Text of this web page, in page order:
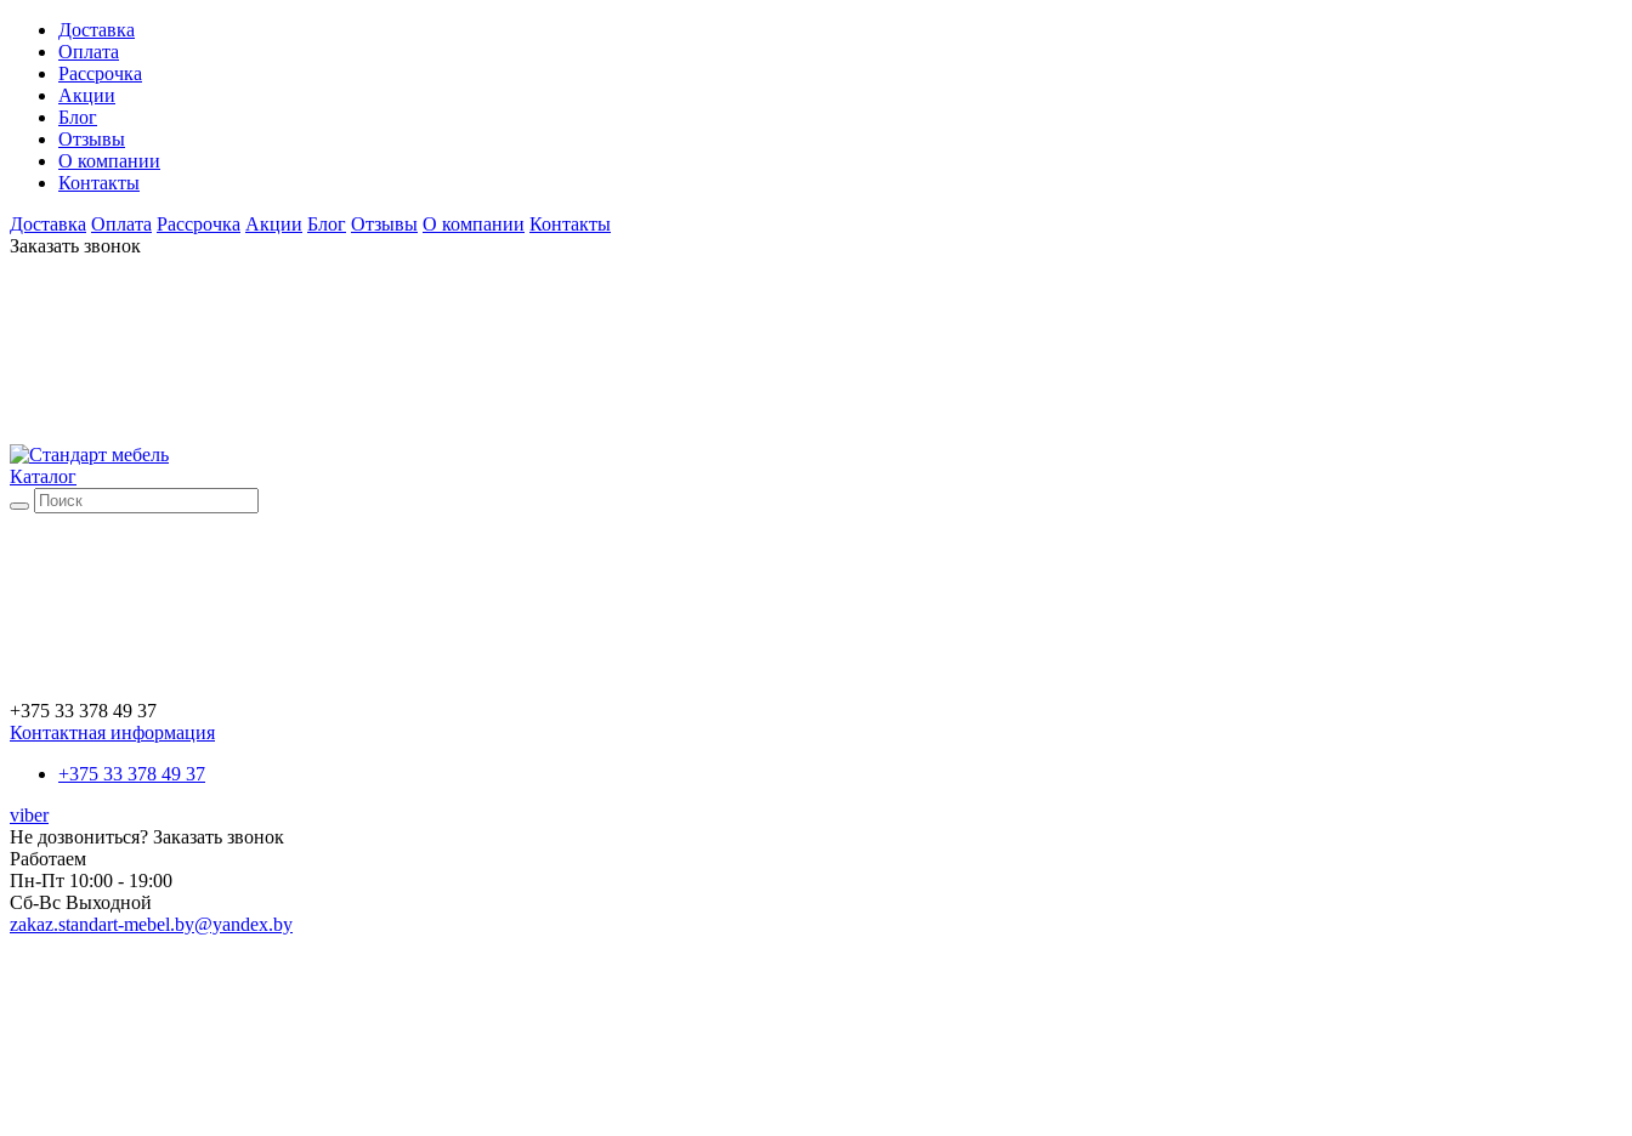
Доставка
Оплата
Рассрочка
Акции
Блог
Отзывы
О компании
Контакты
Доставка Оплата Рассрочка Акции Блог Отзывы О компании Контакты
Заказать звонок
Каталог
+375 33 378 49 37
Контактная информация
+375 33 378 49 37
viber
Не дозвониться? Заказать звонок
Работаем
Пн-Пт 10:00 - 19:00
Сб-Вс Выходной
zakaz.standart-mebel.by@yandex.by